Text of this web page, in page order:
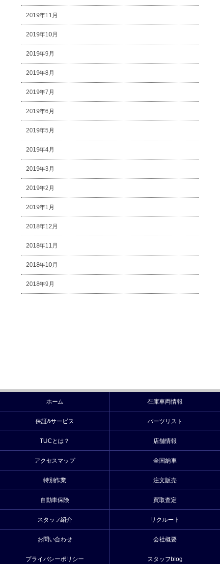
2019年11月
2019年10月
2019年9月
2019年8月
2019年7月
2019年6月
2019年5月
2019年4月
2019年3月
2019年2月
2019年1月
2018年12月
2018年11月
2018年10月
2018年9月
ホーム 在庫車両情報
保証&サービス パーツリスト
TUCとは？ 店舗情報
アクセスマップ 全国納車
特別作業 注文販売
自動車保険 買取査定
スタッフ紹介 リクルート
お問い合わせ 会社概要
プライバシーポリシー スタッフblog